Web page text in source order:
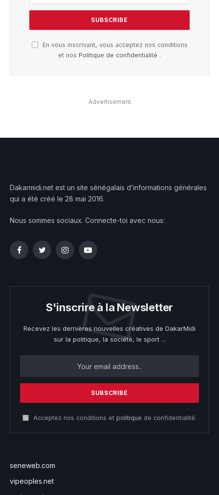
En vous inscrivant, vous acceptez nos conditions
et nos Politique de confidentialité .
Advertisement
Dakarmidi.net est un site sénégalais d’informations générales
qui a été créé le 28 mai 2016.
Nous sommes sociaux. Connecte-toi avec nous:
FacebookTwitterInstagramYouTube
S'inscrire à la Newsletter
Recevez les dernières nouvelles créatives de DakarMidi
sur la politique, la société, le sport ...
Acceptez nos conditions et politique de confidentialité.
seneweb.com
vipeoples.net